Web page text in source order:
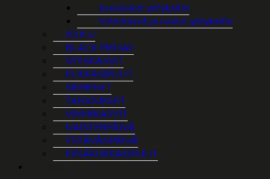
Joulukukat yrityksille
Viherkasvit ja ruukut yrityksille
JOULU
BLACK FRIDAY
SYYSKASVIT
KUKKASIPULIT
SIEMENET
TARJOUKSET
VIHERKASVIT
NAISTENPÄIVÄ
YSTÄVÄNPÄIVÄ
KESÄKUKKASIPULIT